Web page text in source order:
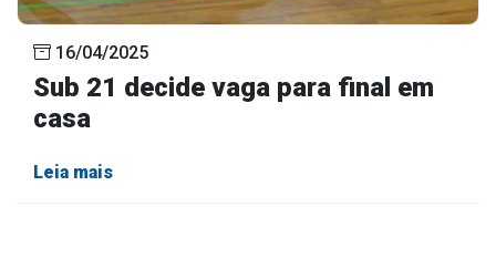
16/04/2025
Sub 21 decide vaga para final em
casa
Leia mais